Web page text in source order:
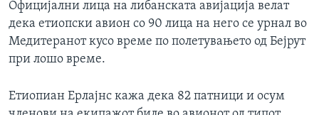
навигација
Пребарувај
ПОЛИТИКА
ЗДРАВЈЕ
НАУКА
УМЕТНОСТ И ЗАБАВА
ВЕСТИ ОД САД ВО МИНУТА - АРХИВА
ИЗБОРИ ВО САД 2020 - АРХИВА
Learning English
НАКУСО...
Официјални лица на либанската авијација велат
дека етиопски авион со 90 лица на него се урнал во
Медитеранот кусо време по полетувањето од Бејрут
при лошо време.
Етиопиан Ерлајнс кажа дека 82 патници и осум